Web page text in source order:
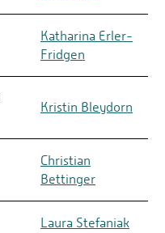
Katharina Erler-
Fridgen
Kristin Bleydorn
Christian
Bettinger
Laura Stefaniak